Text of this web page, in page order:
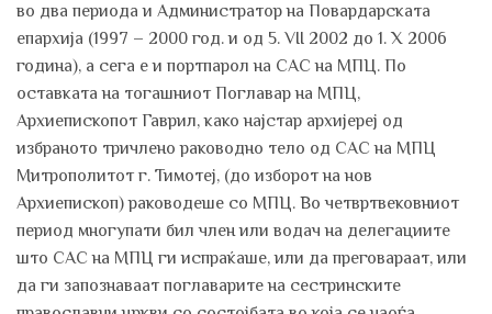
во два периода и Администратор на Повардарската
епархија (1997 – 2000 год. и од 5. VII 2002 до 1. X 2006
година), а сега е и портпарол на САС на МПЦ. По
оставката на тогашниот Поглавар на МПЦ,
Архиепископот Гаврил, како најстар архијереј од
избраното тричлено раководно тело од САС на МПЦ
Митрополитот г. Тимотеј, (до изборот на нов
Архиепископ) раководеше со МПЦ. Во четвртвековниот
период многупати бил член или водач на делегациите
што САС на МПЦ ги испраќаше, или да преговараат, или
да ги запознаваат поглаварите на сестринските